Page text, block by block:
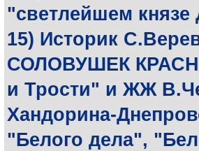
"светлейшем
15) Историк
СОЛОВУШЕК
и Трости" и ЖЖ
Хандорина-
"Белого дела",